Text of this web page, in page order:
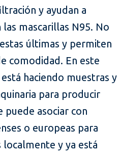
y ayudan a
mascarillas N95. No
últimas y permiten
comodidad. En este
haciendo muestras y
para producir
puede asociar con
o europeas para
localmente y ya está